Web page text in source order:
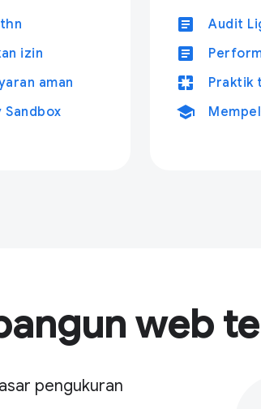
izin
aman
Sandbox
article Audit
article
pages Praktik
school
web
pengukuran